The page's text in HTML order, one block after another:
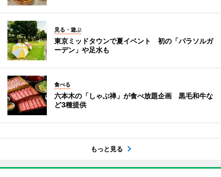
見る・遊ぶ
東京ミッドタウンで夏イベント 初の「パラソルガ
ーデン」や足水も
食べる
六本木の「しゃぶ禅」が食べ放題企画 黒毛和牛な
ど3種提供
もっと見る